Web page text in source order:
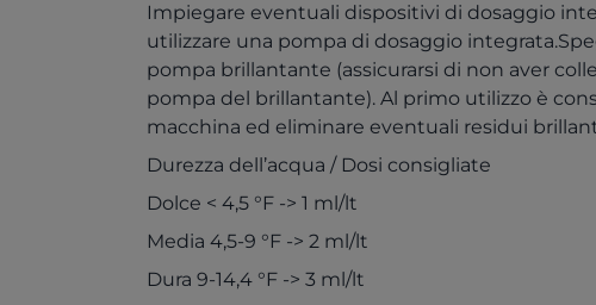
Impiegare eventuali dispositivi di dosaggio
utilizzare una pompa di dosaggio
pompa brillantante (assicurarsi di non aver
pompa del brillantante). Al primo utilizzo è
macchina ed eliminare eventuali residui
Durezza dell’acqua / Dosi consigliate
Dolce < 4,5 °F -> 1 ml/lt
Media 4,5-9 °F -> 2 ml/lt
Dura 9-14,4 °F -> 3 ml/lt